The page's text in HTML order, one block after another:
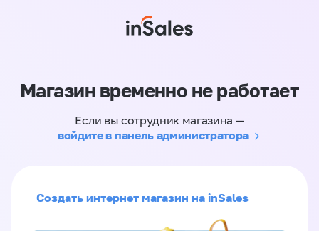
Магазин временно не работает
Если вы сотрудник магазина —
войдите в панель администратора
Создать интернет магазин на inSales